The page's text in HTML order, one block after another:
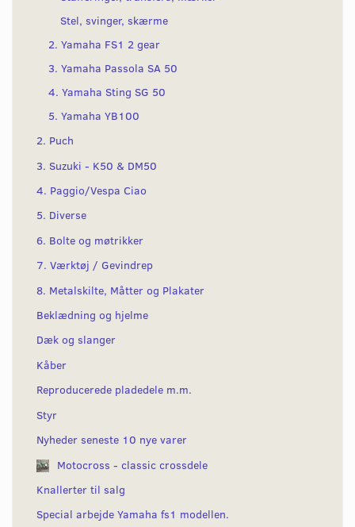
Stel, svinger, skærme
2. Yamaha FS1 2 gear
3. Yamaha Passola SA 50
4. Yamaha Sting SG 50
5. Yamaha YB100
2. Puch
3. Suzuki - K50 & DM50
4. Paggio/Vespa Ciao
5. Diverse
6. Bolte og møtrikker
7. Værktøj / Gevindrep
8. Metalskilte, Måtter og Plakater
Beklædning og hjelme
Dæk og slanger
Kåber
Reproducerede pladedele m.m.
Styr
Nyheder seneste 10 nye varer
Motocross - classic crossdele
Knallerter til salg
Special arbejde Yamaha fs1 modellen.